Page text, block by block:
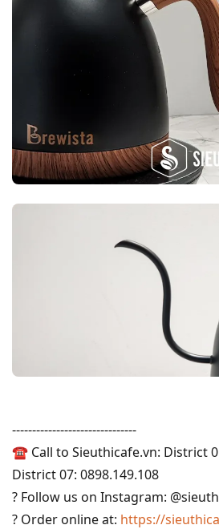
-------------------------------
☎ Call to Sieuthicafe.vn: District
District 07: 0898.149.108
? Follow us on Instagram:
? Order online at: https://